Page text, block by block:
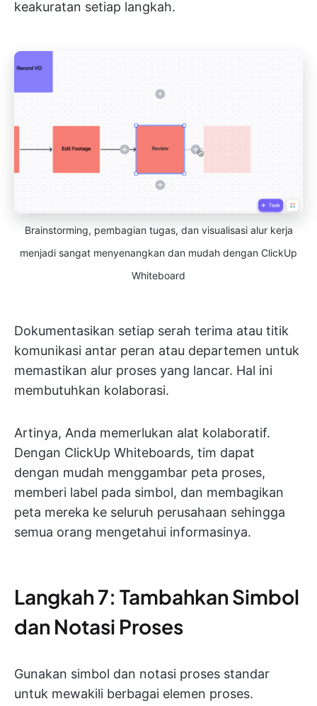
keakuratan setiap langkah.
Brainstorming, pembagian tugas, dan visualisasi alur kerja
menjadi sangat menyenangkan dan mudah dengan ClickUp
Whiteboard
Dokumentasikan setiap serah terima atau titik
komunikasi antar peran atau departemen untuk
memastikan alur proses yang lancar. Hal ini
membutuhkan kolaborasi.
Artinya, Anda memerlukan alat kolaboratif.
Dengan ClickUp Whiteboards, tim dapat
dengan mudah menggambar peta proses,
memberi label pada simbol, dan membagikan
peta mereka ke seluruh perusahaan sehingga
semua orang mengetahui informasinya.
Langkah 7: Tambahkan Simbol
dan Notasi Proses
Gunakan simbol dan notasi proses standar
untuk mewakili berbagai elemen proses.